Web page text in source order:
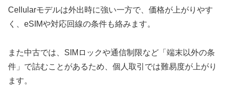
Cellularモデルは外出時に強い一方で、価格が上がりやす
く、eSIMや対応回線の条件も絡みます。
また中古では、SIMロックや通信制限など「端末以外の条
件」で詰むことがあるため、個人取引では難易度が上がり
ます。